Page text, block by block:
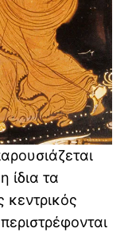
ίδια τα
κεντρικός